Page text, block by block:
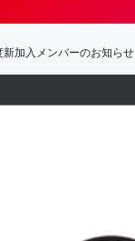
加入メンバーのお知らせ